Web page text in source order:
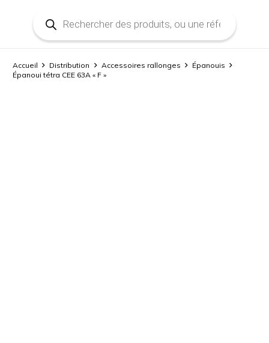
produits
Accueil Distribution Accessoires rallonges
Épanouis
Épanoui tétra CEE 63A « F »